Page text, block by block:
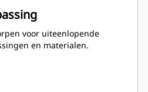
voor uiteenlopende
en materialen.